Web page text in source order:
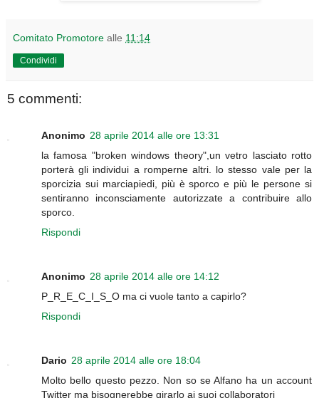
Comitato Promotore alle 11:14
Condividi
5 commenti:
Anonimo 28 aprile 2014 alle ore 13:31
la famosa "broken windows theory",un vetro lasciato rotto
porterà gli individui a romperne altri. lo stesso vale per la
sporcizia sui marciapiedi, più è sporco e più le persone si
sentiranno inconsciamente autorizzate a contribuire allo
sporco.
Rispondi
Anonimo 28 aprile 2014 alle ore 14:12
P_R_E_C_I_S_O ma ci vuole tanto a capirlo?
Rispondi
Dario 28 aprile 2014 alle ore 18:04
Molto bello questo pezzo. Non so se Alfano ha un account
Twitter ma bisognerebbe girarlo ai suoi collaboratori